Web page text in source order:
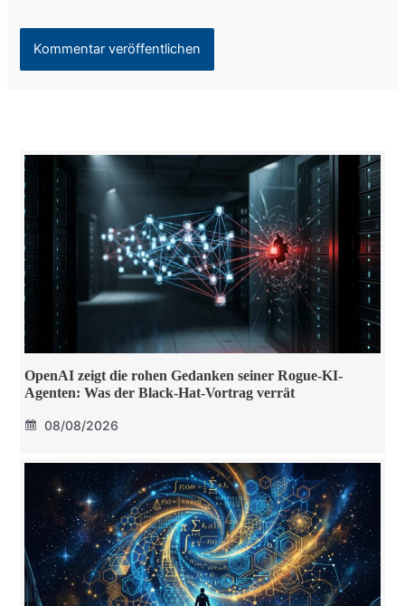
OpenAI zeigt die rohen Gedanken seiner Rogue-KI-
Agenten: Was der Black-Hat-Vortrag verrät
08/08/2026